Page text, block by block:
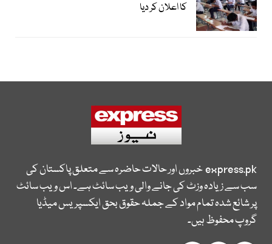
کا اعلان کر دیا
express.pkخبروں اور حالات حاضرہ سے متعلق پاکستان کی
سب سے زیادہ وزٹ کی جانے والی ویب سائٹ ہے۔ اس ویب سائٹ
پر شائع شدہ تمام مواد کے جملہ حقوق بحق ایکسپریس میڈیا
گروپ محفوظ ہیں۔